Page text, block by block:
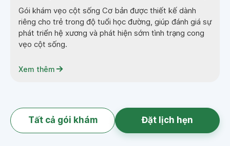
Gói khám vẹo cột sống Cơ bản được thiết kế dành
riêng cho trẻ trong độ tuổi học đường, giúp đánh giá sự
phát triển hệ xương và phát hiện sớm tình trạng cong
vẹo cột sống.
Xem thêm
Tất cả gói khám Đặt lịch hẹn